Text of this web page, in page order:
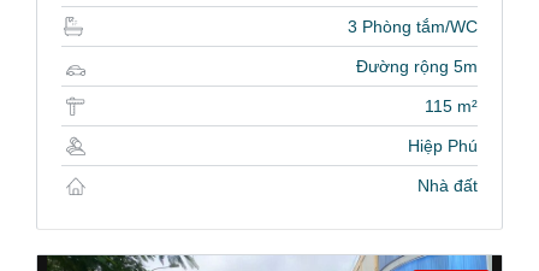
3 Phòng tắm/WC
Đường rộng 5m
115 m²
Hiệp Phú
Nhà đất